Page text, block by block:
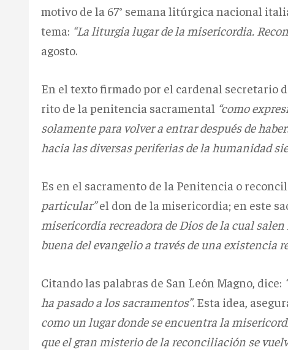
motivo de la 67° semana litúrgica nacional
tema: “La liturgia lugar de la misericordia.
agosto.
En el texto firmado por el cardenal secretario
rito de la penitencia sacramental “como
solamente para volver a entrar después de
hacia las diversas periferias de la humanidad
Es en el sacramento de la Penitencia o
particular”el don de la misericordia; en este
misericordia recreadora de Dios de la cual
buena del evangelio a través de una existencia
Citando las palabras de San León Magno, dice:
ha pasado a los sacramentos”. Esta idea,
como un lugar donde se encuentra la
que el gran misterio de la reconciliación se